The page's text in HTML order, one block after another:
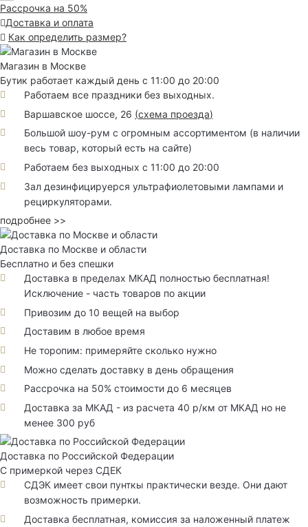
Рассрочка на 50%
Доставка и оплата
Как определить размер?
Магазин в Москве
Бутик работает каждый день с 11:00 до 20:00
Работаем все праздники без выходных.
Варшавское шоссе, 26 (схема проезда)
Большой шоу-рум с огромным ассортиментом (в наличии
весь товар, который есть на сайте)
Работаем без выходных с 11:00 до 20:00
Зал дезинфицируерся ультрафиолетовыми лампами и
рециркуляторами.
подробнее >>
Доставка по Москве и области
Бесплатно и без спешки
Доставка в пределах МКАД полностью бесплатная!
Исключение - часть товаров по акции
Привозим до 10 вещей на выбор
Доставим в любое время
Не торопим: примеряйте сколько нужно
Можно сделать доставку в день обращения
Рассрочка на 50% стоимости до 6 месяцев
Доставка за МКАД - из расчета 40 р/км от МКАД но не
менее 300 руб
Доставка по Российской Федерации
С примеркой через СДЕК
СДЭК имеет свои пунткы практически везде. Они дают
возможность примерки.
Доставка бесплатная, комиссия за наложенный платеж